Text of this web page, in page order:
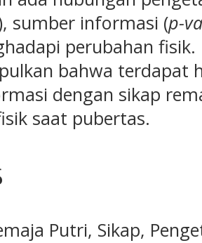
sumber informasi (p-
perubahan
bahwa terdapat
dengan sikap
saat pubertas.
Putri, Sikap,